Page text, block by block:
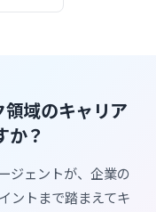
域のキャリア
か？
ジェントが、企業の
ントまで踏まえてキ